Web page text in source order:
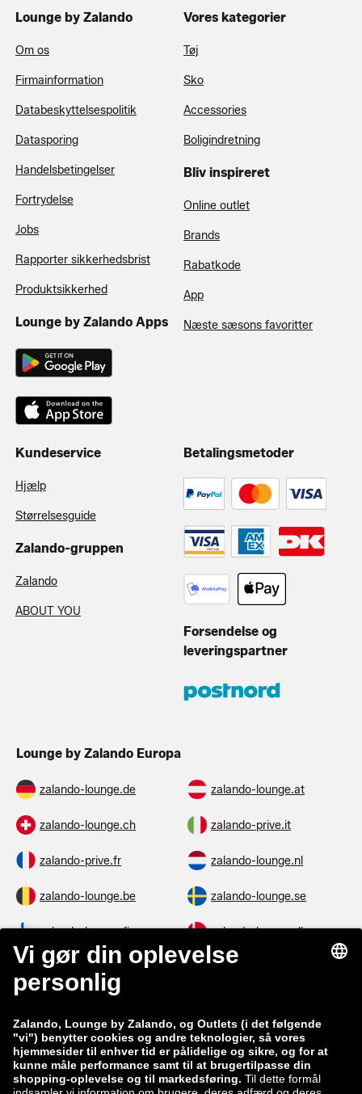
Lounge by Zalando
Om os
Firmainformation
Databeskyttelsespolitik
Datasporing
Handelsbetingelser
Fortrydelse
Jobs
Rapporter sikkerhedsbrist
Produktsikkerhed
Lounge by Zalando Apps
Vores kategorier
Tøj
Sko
Accessories
Boligindretning
Bliv inspireret
Online outlet
Brands
Rabatkode
App
Næste sæsons favoritter
Kundeservice
Hjælp
Størrelsesguide
Zalando-gruppen
Zalando
ABOUT YOU
Betalingsmetoder
Forsendelse og
leveringspartner
Lounge by Zalando Europa
zalando-lounge.de zalando-lounge.at
zalando-lounge.ch zalando-prive.it
zalando-prive.fr zalando-lounge.nl
zalando-lounge.be zalando-lounge.se
zalando-lounge.fi zalando-lounge.dk
zalando-lounge.co.uk zalando-lounge.pl
zalando-lounge.lt zalando-lounge.sk
zalando-lounge.ro zalando-lounge.hr